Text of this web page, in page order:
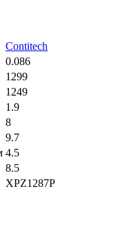
Contitech
0.086
1299
1249
1.9
8
9.7
4.5
8.5
XPZ1287P